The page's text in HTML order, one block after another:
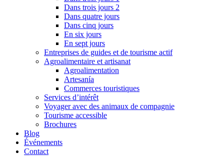
Dans trois jours 2
Dans quatre jours
Dans cinq jours
En six jours
En sept jours
Entreprises de guides et de tourisme actif
Agroalimentaire et artisanat
Agroalimentation
Artesanía
Commerces touristiques
Services d’intérêt
Voyager avec des animaux de compagnie
Tourisme accessible
Brochures
Blog
Événements
Contact